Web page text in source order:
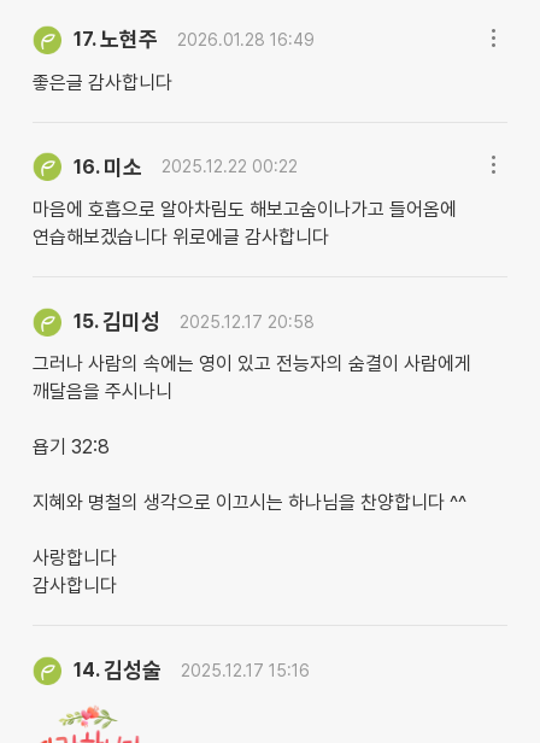
17.노현주 2026.01.28 16:49
좋은글 감사합니다
16. 미소 2025.12.22 00:22
마음에 호흡으로 알아차림도 해보고숨이나가고 들어옴에
연습해보겠습니다 위로에글 감사합니다
15.김미성 2025.12.17 20:58
그러나 사람의 속에는 영이 있고 전능자의 숨결이 사람에게
깨달음을 주시나니
욥기 32:8
지혜와 명철의 생각으로 이끄시는 하나님을 찬양합니다 ^^
사랑합니다
감사합니다
14.김성술 2025.12.17 15:16